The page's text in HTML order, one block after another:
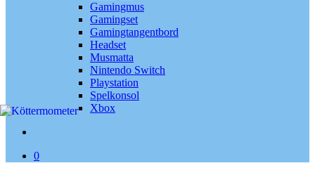
Gamingmus
Gamingset
Gamingtangentbord
Headset
Musmatta
Nintendo Switch
Playstation
Spelkonsol
Xbox
0